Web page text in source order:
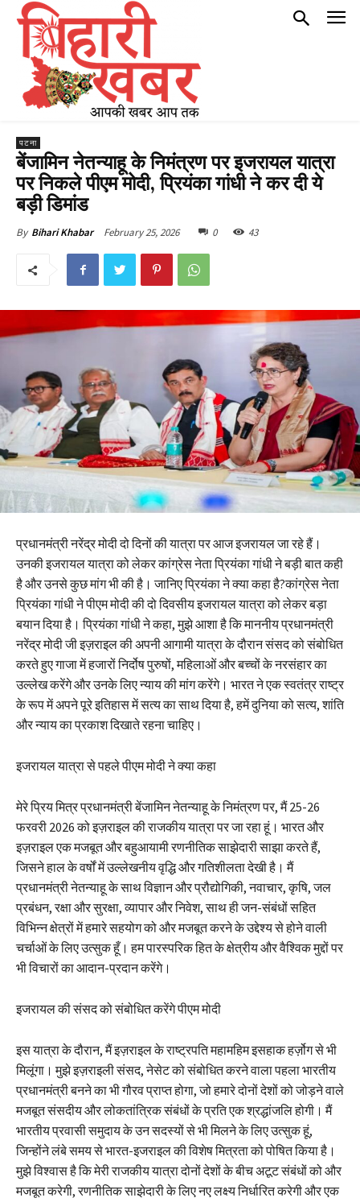
पटना
बेंजामिन नेतन्याहू के निमंत्रण पर इजरायल यात्रा
पर निकले पीएम मोदी, प्रियंका गांधी ने कर दी ये
बड़ी डिमांड
By Bihari Khabar February 25, 2026 0 43
प्रधानमंत्री नरेंद्र मोदी दो दिनों की यात्रा पर आज इजरायल जा रहे हैं।
उनकी इजरायल यात्रा को लेकर कांग्रेस नेता प्रियंका गांधी ने बड़ी बात कही
है और उनसे कुछ मांग भी की है। जानिए प्रियंका ने क्या कहा है?कांग्रेस नेता
प्रियंका गांधी ने पीएम मोदी की दो दिवसीय इजरायल यात्रा को लेकर बड़ा
बयान दिया है। प्रियंका गांधी ने कहा, मुझे आशा है कि माननीय प्रधानमंत्री
नरेंद्र मोदी जी इज़राइल की अपनी आगामी यात्रा के दौरान संसद को संबोधित
करते हुए गाजा में हजारों निर्दोष पुरुषों, महिलाओं और बच्चों के नरसंहार का
उल्लेख करेंगे और उनके लिए न्याय की मांग करेंगे। भारत ने एक स्वतंत्र राष्ट्र
के रूप में अपने पूरे इतिहास में सत्य का साथ दिया है, हमें दुनिया को सत्य, शांति
और न्याय का प्रकाश दिखाते रहना चाहिए।
इजरायल यात्रा से पहले पीएम मोदी ने क्या कहा
मेरे प्रिय मित्र प्रधानमंत्री बेंजामिन नेतन्याहू के निमंत्रण पर, मैं 25-26
फरवरी 2026 को इज़राइल की राजकीय यात्रा पर जा रहा हूं। भारत और
इज़राइल एक मजबूत और बहुआयामी रणनीतिक साझेदारी साझा करते हैं,
जिसने हाल के वर्षों में उल्लेखनीय वृद्धि और गतिशीलता देखी है। मैं
प्रधानमंत्री नेतन्याहू के साथ विज्ञान और प्रौद्योगिकी, नवाचार, कृषि, जल
प्रबंधन, रक्षा और सुरक्षा, व्यापार और निवेश, साथ ही जन-संबंधों सहित
विभिन्न क्षेत्रों में हमारे सहयोग को और मजबूत करने के उद्देश्य से होने वाली
चर्चाओं के लिए उत्सुक हूँ। हम पारस्परिक हित के क्षेत्रीय और वैश्विक मुद्दों पर
भी विचारों का आदान-प्रदान करेंगे।
इजरायल की संसद को संबोधित करेंगे पीएम मोदी
इस यात्रा के दौरान, मैं इज़राइल के राष्ट्रपति महामहिम इसहाक हर्ज़ोग से भी
मिलूंगा। मुझे इज़राइली संसद, नेसेट को संबोधित करने वाला पहला भारतीय
प्रधानमंत्री बनने का भी गौरव प्राप्त होगा, जो हमारे दोनों देशों को जोड़ने वाले
मजबूत संसदीय और लोकतांत्रिक संबंधों के प्रति एक श्रद्धांजलि होगी। मैं
भारतीय प्रवासी समुदाय के उन सदस्यों से भी मिलने के लिए उत्सुक हूं,
जिन्होंने लंबे समय से भारत-इजराइल की विशेष मित्रता को पोषित किया है।
मुझे विश्वास है कि मेरी राजकीय यात्रा दोनों देशों के बीच अटूट संबंधों को और
मजबूत करेगी, रणनीतिक साझेदारी के लिए नए लक्ष्य निर्धारित करेगी और एक